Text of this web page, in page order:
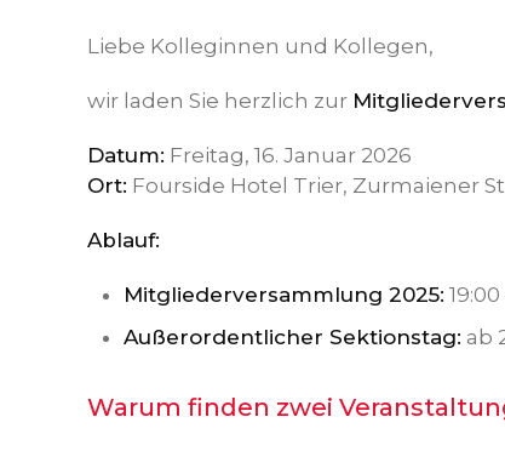
Liebe Kolleginnen und Kollegen,
wir laden Sie herzlich zur
Datum: Freitag, 16. Januar 2026
Ort: Fourside Hotel Trier, Zurmaiener
Ablauf:
Mitgliederversammlung 2025:
Außerordentlicher Sektionstag: ab
Warum finden zwei